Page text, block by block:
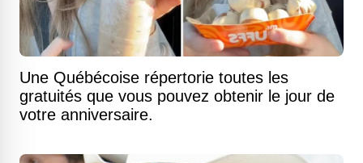
Une Québécoise répertorie toutes les
gratuités que vous pouvez obtenir le jour de
votre anniversaire.